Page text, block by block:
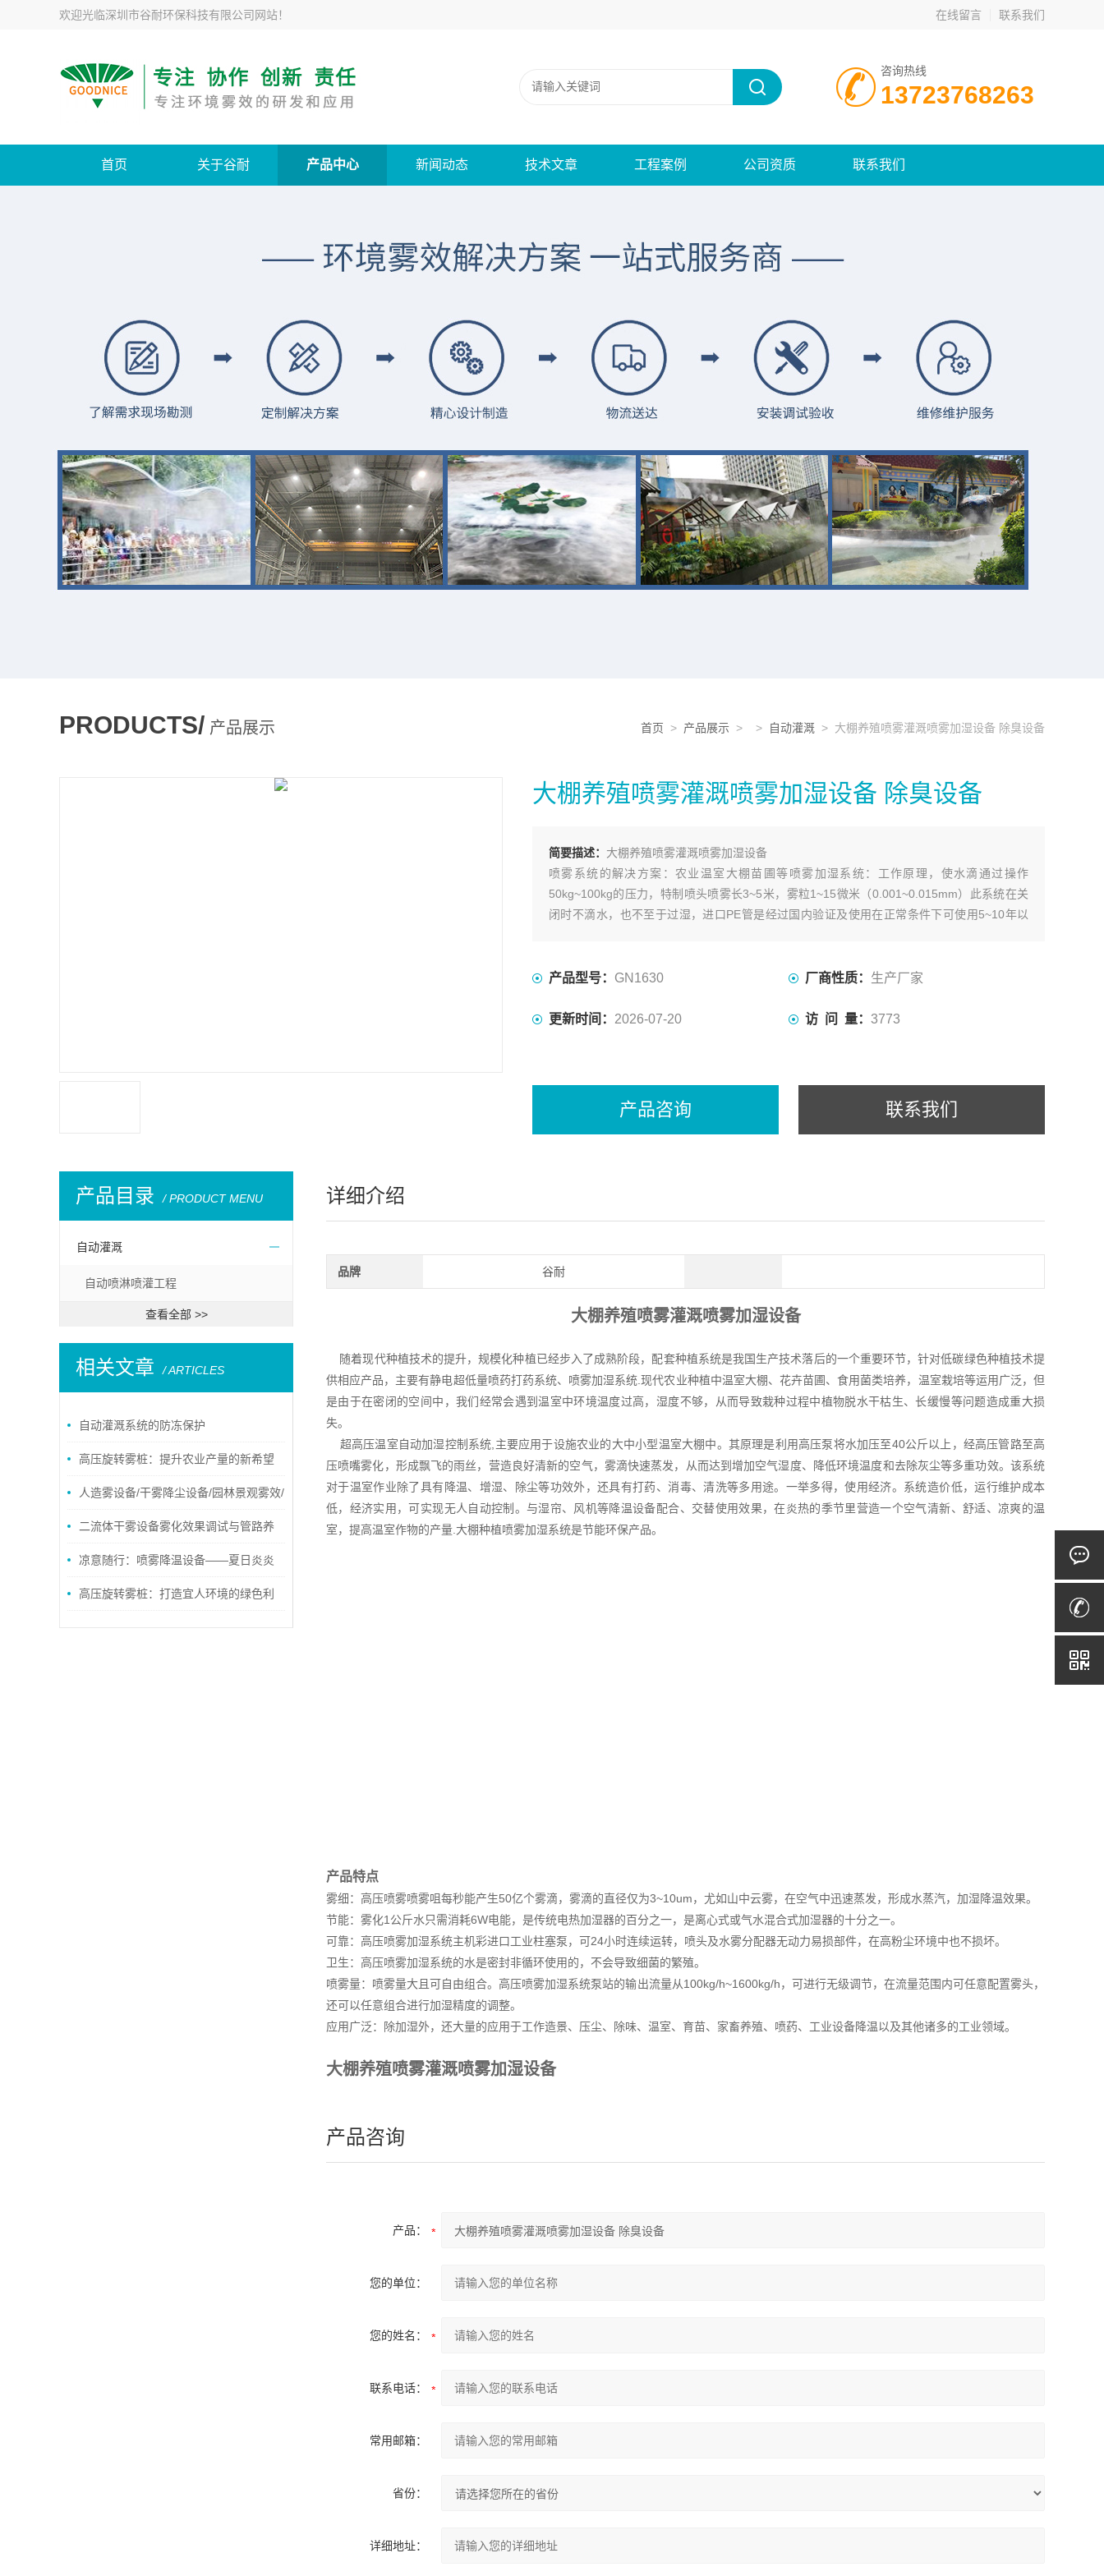
欢迎光临深圳市谷耐环保科技有限公司网站！ 在线留言 联系我们
咨询热线
13723768263
首页 关于谷耐 产品中心 新闻动态 技术文章 工程案例 公司资质 联系我们
PRODUCTS/ 产品展示 首页 > 产品展示 > > 自动灌溉 > 大棚养殖喷雾灌溉喷雾加湿设备 除臭设备
大棚养殖喷雾灌溉喷雾加湿设备 除臭设备
简要描述： 大棚养殖喷雾灌溉喷雾加湿设备
喷雾系统的解决方案：农业温室大棚苗圃等喷雾加湿系统：工作原理，使水滴通过操作
50kg~100kg的压力，特制喷头喷雾长3~5米，雾粒1~15微米（0.001~0.015mm）此系统在关
闭时不滴水，也不至于过湿，进口PE管是经过国内验证及使用在正常条件下可使用5~10年以
产品型号： GN1630 厂商性质： 生产厂家
更新时间： 2026-07-20 访 问 量： 3773
产品咨询 联系我们
产品目录 / PRODUCT MENU
自动灌溉
自动喷淋喷灌工程
查看全部 >>
相关文章 / ARTICLES
自动灌溉系统的防冻保护
高压旋转雾桩：提升农业产量的新希望
人造雾设备/干雾降尘设备/园林景观雾效/
雾森系统——深圳市谷耐环保科技
二流体干雾设备雾化效果调试与管路养
护实操指南
凉意随行：喷雾降温设备——夏日炎炎
中的清凉使者
高压旋转雾桩：打造宜人环境的绿色利
详细介绍
品牌 谷耐
大棚养殖喷雾灌溉喷雾加湿设备
随着现代种植技术的提升，规模化种植已经步入了成熟阶段，配套种植系统是我国生产技术落后的一个重要环节，针对低碳绿色种植技术提
供相应产品，主要有静电超低量喷药打药系统、喷雾加湿系统.现代农业种植中温室大棚、花卉苗圃、食用菌类培养，温室栽培等运用广泛，但
是由于在密闭的空间中，我们经常会遇到温室中环境温度过高，湿度不够，从而导致栽种过程中植物脱水干枯生、长缓慢等问题造成重大损
失。
超高压温室自动加湿控制系统,主要应用于设施农业的大中小型温室大棚中。其原理是利用高压泵将水加压至40公斤以上，经高压管路至高
压喷嘴雾化，形成飘飞的雨丝，营造良好清新的空气，雾滴快速蒸发，从而达到增加空气湿度、降低环境温度和去除灰尘等多重功效。该系统
对于温室作业除了具有降温、增湿、除尘等功效外，还具有打药、消毒、清洗等多用途。一举多得，使用经济。系统造价低，运行维护成本
低，经济实用，可实现无人自动控制。与湿帘、风机等降温设备配合、交替使用效果，在炎热的季节里营造一个空气清新、舒适、凉爽的温
室，提高温室作物的产量.大棚种植喷雾加湿系统是节能环保产品。
产品特点
雾细：高压喷雾喷雾咀每秒能产生50亿个雾滴，雾滴的直径仅为3~10um，尤如山中云雾，在空气中迅速蒸发，形成水蒸汽，加湿降温效果。
节能：雾化1公斤水只需消耗6W电能，是传统电热加湿器的百分之一，是离心式或气水混合式加湿器的十分之一。
可靠：高压喷雾加湿系统主机彩进口工业柱塞泵，可24小时连续运转，喷头及水雾分配器无动力易损部件，在高粉尘环境中也不损坏。
卫生：高压喷雾加湿系统的水是密封非循环使用的，不会导致细菌的繁殖。
喷雾量：喷雾量大且可自由组合。高压喷雾加湿系统泵站的输出流量从100kg/h~1600kg/h，可进行无级调节，在流量范围内可任意配置雾头，
还可以任意组合进行加湿精度的调整。
应用广泛：除加湿外，还大量的应用于工作造景、压尘、除味、温室、育苗、家畜养殖、喷药、工业设备降温以及其他诸多的工业领域。
大棚养殖喷雾灌溉喷雾加湿设备
产品咨询
产品：
您的单位：
您的姓名：
联系电话：
常用邮箱：
省份：
详细地址：